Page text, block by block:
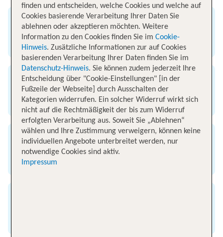
Abflug
Flughafen München
Ankunft
Flughafen Lanzarote
Flugzeit
4 Stunden 30 Minuten
finden und entscheiden, welche Cookies und welche auf
Cookies basierende Verarbeitung Ihrer Daten Sie
ablehnen oder akzeptieren möchten. Weitere
Information zu den Cookies finden Sie im Cookie-
Hinweis. Zusätzliche Informationen zur auf Cookies
basierenden Verarbeitung Ihrer Daten finden Sie im
Datenschutz-Hinweis. Sie können zudem jederzeit Ihre
Entscheidung über "Cookie-Einstellungen" [in der
Fußzeile der Webseite] durch Ausschalten der
Kategorien widerrufen. Ein solcher Widerruf wirkt sich
nicht auf die Rechtmäßigkeit der bis zum Widerruf
erfolgten Verarbeitung aus. Soweit Sie „Ablehnen“
wählen und Ihre Zustimmung verweigern, können keine
individuellen Angebote unterbreitet werden, nur
notwendige Cookies sind aktiv.
Impressum